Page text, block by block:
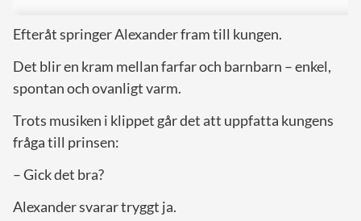
Efteråt springer Alexander fram till kungen.
Det blir en kram mellan farfar och barnbarn – enkel,
spontan och ovanligt varm.
Trots musiken i klippet går det att uppfatta kungens
fråga till prinsen:
– Gick det bra?
Alexander svarar tryggt ja.